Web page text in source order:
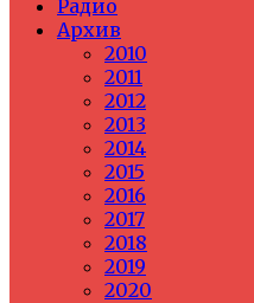
Радио
Архив
2010
2011
2012
2013
2014
2015
2016
2017
2018
2019
2020